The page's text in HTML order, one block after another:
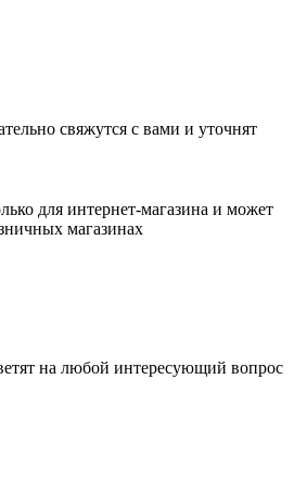
свяжутся с вами и уточнят
для интернет-магазина и может
магазинах
на любой интересующий вопрос